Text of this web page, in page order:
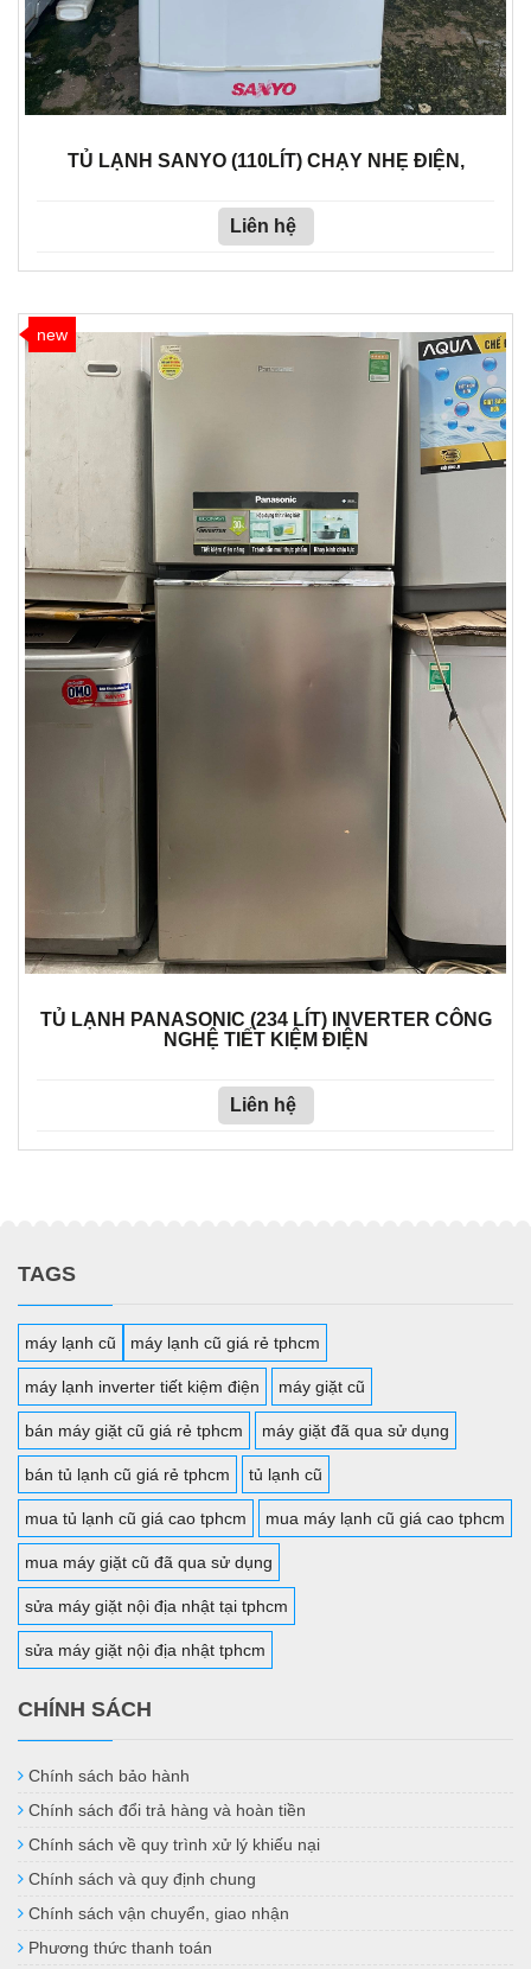
TỦ LẠNH SANYO (110LÍT) CHẠY NHẸ ĐIỆN,
Liên hệ
new
TỦ LẠNH PANASONIC (234 LÍT) INVERTER CÔNG
NGHỆ TIẾT KIỆM ĐIỆN
Liên hệ
TAGS
máy lạnh cũ máy lạnh cũ giá rẻ tphcm
máy lạnh inverter tiết kiệm điện máy giặt cũ
bán máy giặt cũ giá rẻ tphcm máy giặt đã qua sử dụng
bán tủ lạnh cũ giá rẻ tphcm tủ lạnh cũ
mua tủ lạnh cũ giá cao tphcm mua máy lạnh cũ giá cao tphcm
mua máy giặt cũ đã qua sử dụng
sửa máy giặt nội địa nhật tại tphcm
sửa máy giặt nội địa nhật tphcm
CHÍNH SÁCH
Chính sách bảo hành
Chính sách đổi trả hàng và hoàn tiền
Chính sách về quy trình xử lý khiếu nại
Chính sách và quy định chung
Chính sách vận chuyển, giao nhận
Phương thức thanh toán